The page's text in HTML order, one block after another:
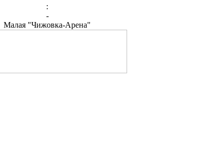
:
-
Малая "Чижовка-Арена"